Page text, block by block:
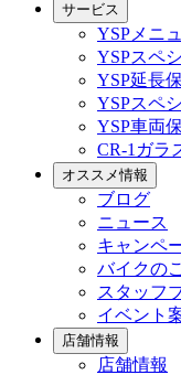
サービス
YSPメニ
YSPスペ
YSP延長
YSPスペ
YSP車両
CR-1ガラ
オススメ情報
ブログ
ニュース
キャンペ
バイクの
スタッフ
イベント
店舗情報
店舗情報